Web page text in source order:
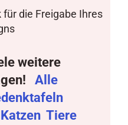
für die Freigabe Ihres
weitere
Alle
Katzen Tiere